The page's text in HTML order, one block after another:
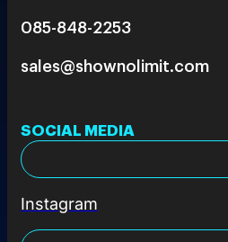
085-848-2253
sales@shownolimit.com
SOCIAL MEDIA
Instagram